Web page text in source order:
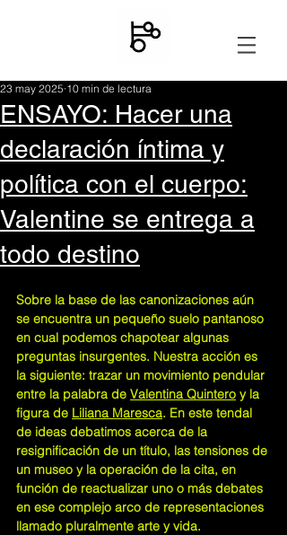
ENSAYO: Hacer una
declaración íntima y
política con el cuerpo:
Valentine se entrega a
todo destino
23 may 2025 10 min de lectura
Sobre la base de las canonizaciones aún
se encuentra un pequeño suelo pantanoso
en cual podemos chapotear algunas
preguntas insurgentes. Nuestra acción es
la siguiente: trazar un movimiento pendular
entre la palabra de Valentina Quintero y la
figura de Liliana Maresca. En este tendal
de ideas debatimos acerca de la
resignificación de un título, las tensiones de
un museo y la operación de la cita, en
función de reactualizar uno o más debates
en ese complejo arco de representaciones
llamado pluralmente arte y vida.